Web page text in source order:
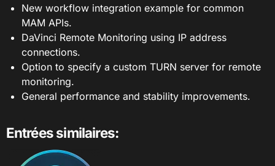
New workflow integration example for common
MAM APIs.
DaVinci Remote Monitoring using IP address
connections.
Option to specify a custom TURN server for remote
monitoring.
General performance and stability improvements.
Entrées similaires: